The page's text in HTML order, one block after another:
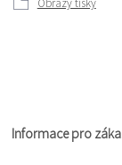
Obrazy tisky
Informace pro